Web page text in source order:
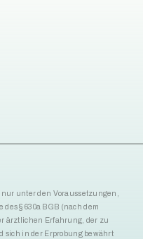
unter den Voraussetzungen,
§ 630a BGB (nach dem
ärztlichen Erfahrung, der zu
sich in der Erprobung bewährt